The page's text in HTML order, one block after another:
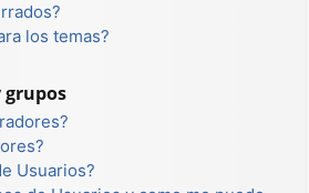
los temas?
grupos
Usuarios?